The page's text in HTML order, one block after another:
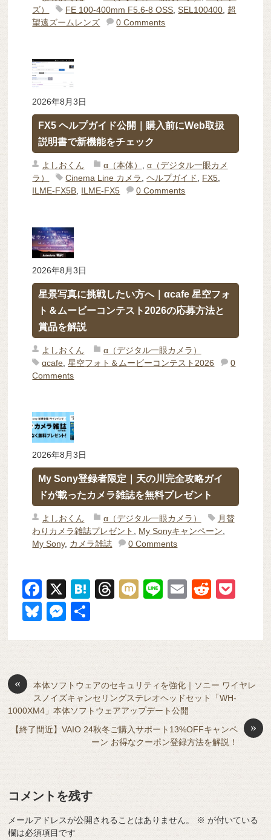
ズ）
FE 100-400mm F5.6-8 OSS,SEL100400, 超
望遠ズームレンズ
0 Comments
2026年8月3日
FX5 ヘルプガイド公開｜購入前にWeb取扱
説明書で新機能をチェック
よしおくん α（本体） , α（デジタル一眼カメ
ラ）
Cinema Line カメラ,ヘルプガイド, FX5,
ILME-FX5B, ILME-FX5 0 Comments
2026年8月3日
星景写真に挑戦したい方へ｜αcafe 星空フォ
ト＆ムービーコンテスト2026の応募方法と
賞品を解説
よしおくん
α（デジタル一眼カメラ）
αcafe ,星空フォト＆ムービーコンテスト2026
0
Comments
2026年8月3日
My Sony登録者限定｜天の川完全攻略ガイ
ドが載ったカメラ雑誌を無料プレゼント
よしおくん α（デジタル一眼カメラ）
月替
わりカメラ雑誌プレゼント
My Sonyキャンペーン
My Sony, カメラ雑誌 0 Comments
F
a
c
e
o
o
k
X
H
n
a
T
a
s
M
Li
E
R
di et
Bl
y
M
n
g
er
«
本体ソフトウェアのセキュリティを強化｜ソニー ワイヤレ
スノイズキャンセリングステレオヘッドセット「WH-
1000XM4」本体ソフトウェアアップデート公開
»
【終了間近】VAIO 24秋冬ご購入サポート13%OFFキャンペ
ーン お得なクーポン登録方法を解説！
コメントを残す
メールアドレスが公開されることはありません。 ※ が付いている
欄は必須項目です